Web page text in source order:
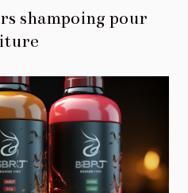
shampoing pour